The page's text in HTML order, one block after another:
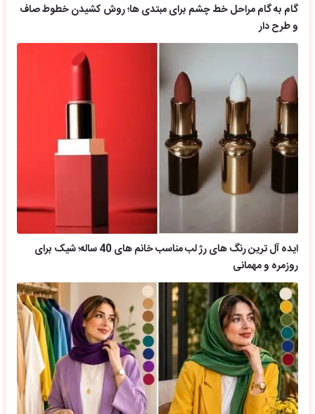
گام به گام مراحل خط چشم برای مبتدی ها؛ روش کشیدن خطوط صاف
و طرح دار
ایده آل ترین رنگ های رژ لب مناسب خانم های 40 ساله؛ شیک برای
روزمره و مهمانی